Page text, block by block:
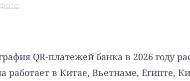
.
QR-платежей банка в 2026 году
работает в Китае, Вьетнаме, Египте,